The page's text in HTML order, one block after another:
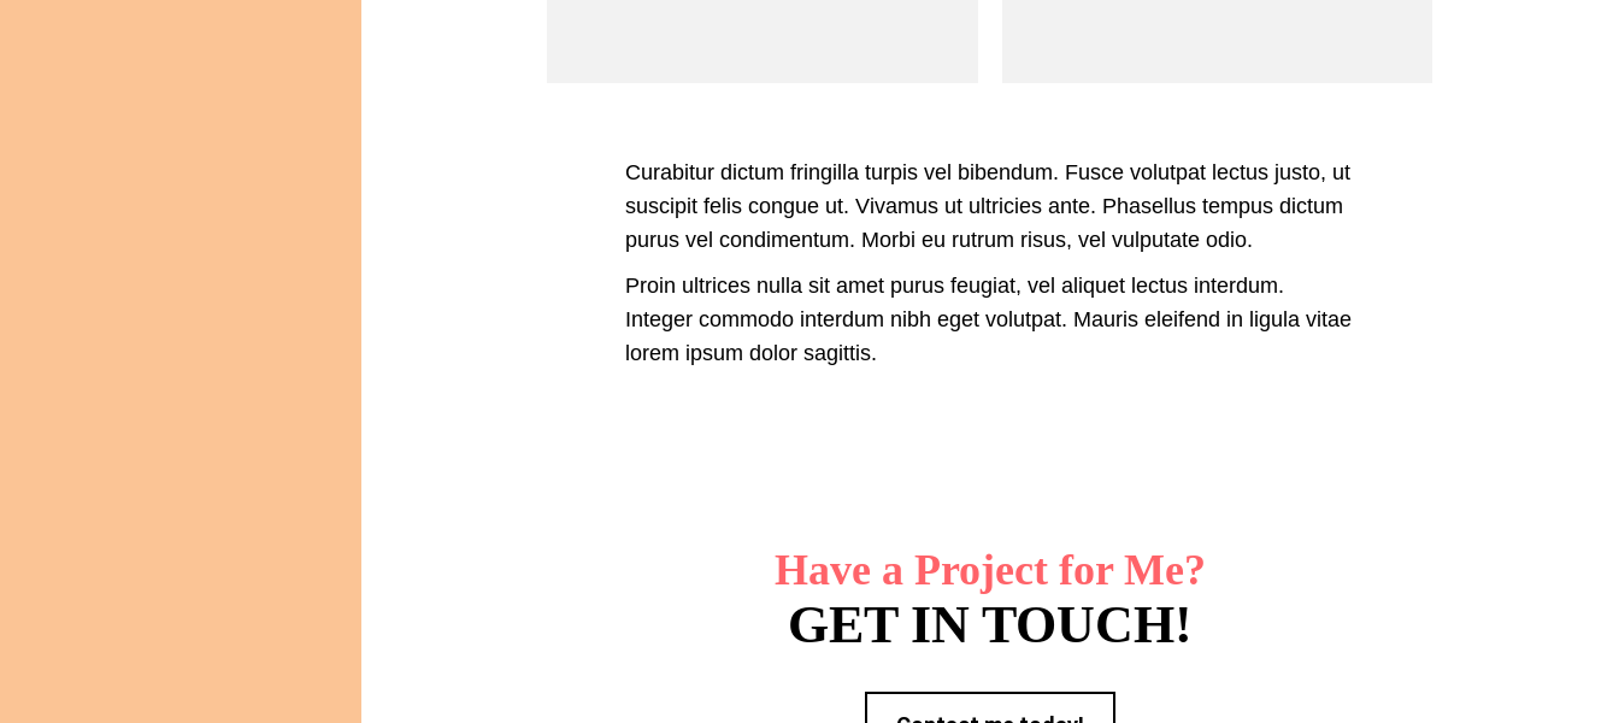
Curabitur dictum fringilla turpis vel bibendum. Fusce volutpat lectus justo, ut
suscipit felis congue ut. Vivamus ut ultricies ante. Phasellus tempus dictum
purus vel condimentum. Morbi eu rutrum risus, vel vulputate odio.
Proin ultrices nulla sit amet purus feugiat, vel aliquet lectus interdum.
Integer commodo interdum nibh eget volutpat. Mauris eleifend in ligula vitae
lorem ipsum dolor sagittis.
Have a Project for Me?
GET IN TOUCH!